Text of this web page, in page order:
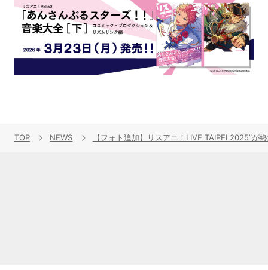
TOP NEWS 【フォト追加】リスアニ！LIVE TAIPEI 2025”